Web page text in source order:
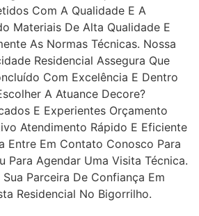
Com A Qualidade E A
Materiais De Alta Qualidade E
As Normas Técnicas. Nossa
Residencial Assegura Que
Com Excelência E Dentro
A Atuance Decore?
E Experientes Orçamento
Atendimento Rápido E Eficiente
Entre Em Contato Conosco Para
Para Agendar Uma Visita Técnica.
Parceira De Confiança Em
Residencial No Bigorrilho.